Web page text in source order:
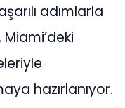
adımlarla
hazırlanıyor.